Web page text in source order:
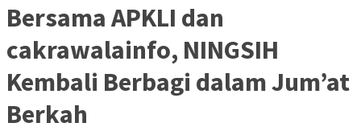
Bersama APKLI dan
cakrawalainfo, NINGSIH
Kembali Berbagi dalam Jum’at
Berkah